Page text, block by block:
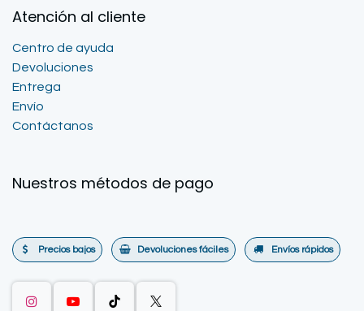
Atención al cliente
Centro de ayuda
Devoluciones
Entrega
Envío
Contáctanos
Nuestros métodos de pago
Precios bajos Devoluciones fáciles Envíos rápidos